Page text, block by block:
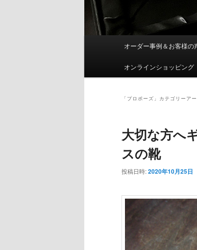
メ
オーダー事例＆お客様の
オンラインショッピング
「 プロポーズ 」カテゴリーア
大切な方へ
スの靴
投稿日時:2020年10月25日